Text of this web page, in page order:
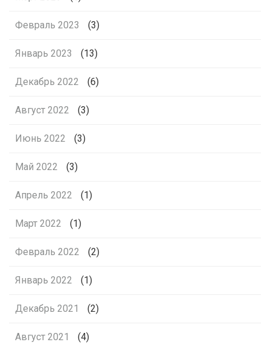
Февраль 2023 (3)
Январь 2023 (13)
Декабрь 2022 (6)
Август 2022 (3)
Июнь 2022 (3)
Май 2022 (3)
Апрель 2022 (1)
Март 2022 (1)
Февраль 2022 (2)
Январь 2022 (1)
Декабрь 2021 (2)
Август 2021 (4)